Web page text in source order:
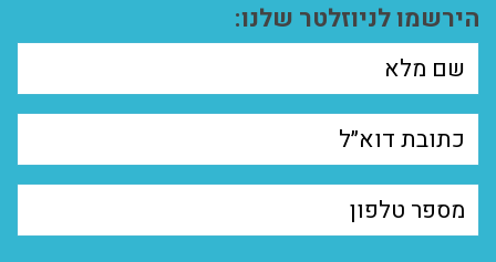
הירשמו לניוזלטר שלנו: